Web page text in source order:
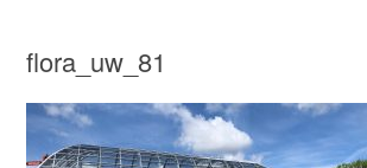
flora_uw_81